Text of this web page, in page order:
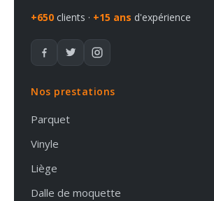
+650 clients · +15 ans d'expérience
Nos prestations
Parquet
Vinyle
Liège
Dalle de moquette